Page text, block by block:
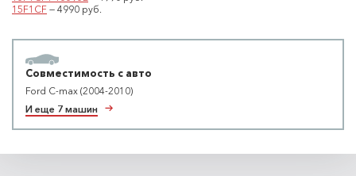
15F1CF — 4990 руб.
Совместимость с авто
Ford C-max (2004-2010)
И еще 7 машин